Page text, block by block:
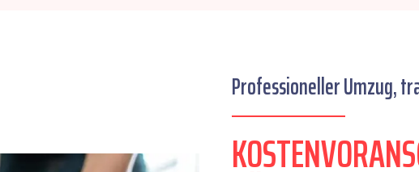
Professioneller Umzug,